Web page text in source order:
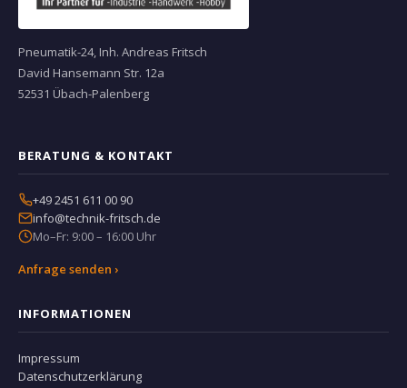
Pneumatik-24, Inh. Andreas Fritsch
David Hansemann Str. 12a
52531 Übach-Palenberg
BERATUNG & KONTAKT
+49 2451 611 00 90
info@technik-fritsch.de
Mo–Fr: 9:00 – 16:00 Uhr
Anfrage senden ›
INFORMATIONEN
Impressum
Datenschutzerklärung